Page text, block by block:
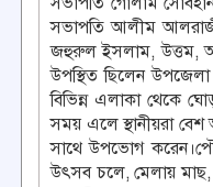
সভাপতি আলীম
জহুরুল ইসলাম, উত্তম,
উপস্থিত ছিলেন
বিভিন্ন এলাকা থেকে
সময় এলে স্থানীয়রা
সাথে উপভোগ
উৎসব চলে, মেলায় মাছ,